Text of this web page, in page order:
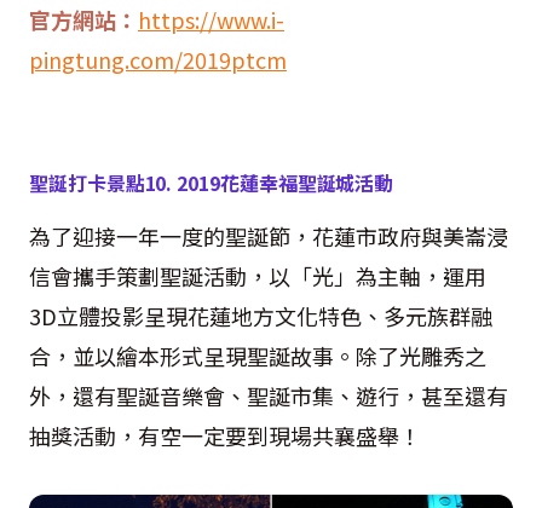
官方網站： https://www.i-
pingtung.com/2019ptcm
聖誕打卡景點10. 2019花蓮幸福聖誕城活動
為了迎接一年一度的聖誕節，花蓮市政府與美崙浸
信會攜手策劃聖誕活動，以「光」為主軸，運用
3D立體投影呈現花蓮地方文化特色、多元族群融
合，並以繪本形式呈現聖誕故事。除了光雕秀之
外，還有聖誕音樂會、聖誕市集、遊行，甚至還有
抽獎活動，有空一定要到現場共襄盛舉！